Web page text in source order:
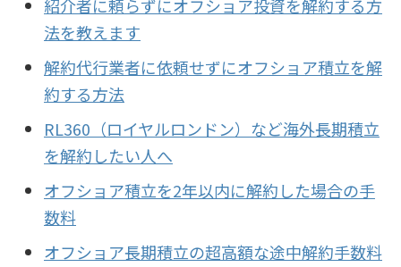
紹介者に頼らずにオフショア投資を解約する方
法を教えます
解約代行業者に依頼せずにオフショア積立を解
約する方法
RL360（ロイヤルロンドン）など海外長期積立
を解約したい人へ
オフショア積立を2年以内に解約した場合の手
数料
オフショア長期積立の超高額な途中解約手数料